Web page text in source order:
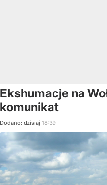
Ekshumacje na
komunikat
Dodano: dzisiaj 18:39